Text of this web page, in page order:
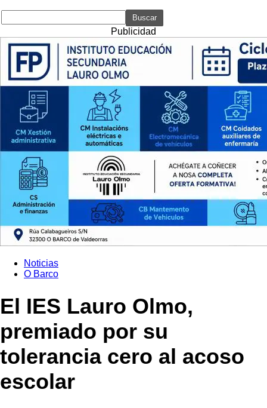
Publicidad
Noticias
O Barco
El IES Lauro Olmo,
premiado por su
tolerancia cero al acoso
escolar